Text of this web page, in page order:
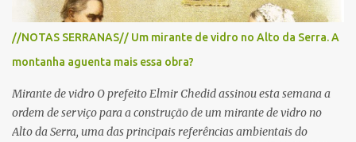
A largada será na Rua Coronel Pedro Penteado, em Serra Negra,
cronograma da organização e de todas as prefeituras envolvidas,
as interdições ocorrerão de forma programada e os trechos serão
//NOTAS SERRANAS// Um mirante de vidro no Alto da Serra. A
montanha aguenta mais essa obra?
Mirante de vidro O prefeito Elmir Chedid assinou esta semana a
ordem de serviço para a construção de um mirante de vidro no
Alto da Serra, uma das principais referências ambientais do